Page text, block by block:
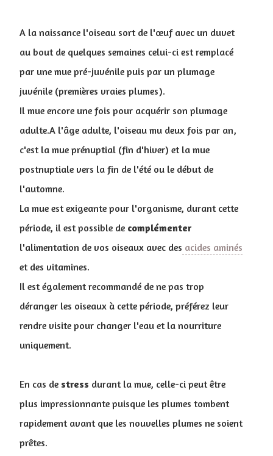
A la naissance l'oiseau sort de l'œuf avec un duvet
au bout de quelques semaines celui-ci est remplacé
par une mue pré-juvénile puis par un plumage
juvénile (premières vraies plumes).
Il mue encore une fois pour acquérir son plumage
adulte.A l'âge adulte, l'oiseau mu deux fois par an,
c'est la mue prénuptial (fin d'hiver) et la mue
postnuptiale vers la fin de l'été ou le début de
l'automne.
La mue est exigeante pour l'organisme, durant cette
période, il est possible de complémenter
l'alimentation de vos oiseaux avec des acides aminés
et des vitamines.
Il est également recommandé de ne pas trop
déranger les oiseaux à cette période, préférez leur
rendre visite pour changer l'eau et la nourriture
uniquement.
En cas de stress durant la mue, celle-ci peut être
plus impressionnante puisque les plumes tombent
rapidement avant que les nouvelles plumes ne soient
prêtes.